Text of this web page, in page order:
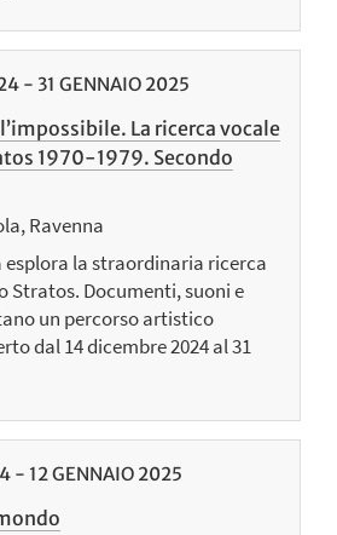
- 31 GENNAIO 2025
La ricerca vocale
1970-1979. Secondo
Ravenna
esplora la straordinaria ricerca
Stratos. Documenti, suoni e
un percorso artistico
dal 14 dicembre 2024 al 31
- 12GENNAIO 2025